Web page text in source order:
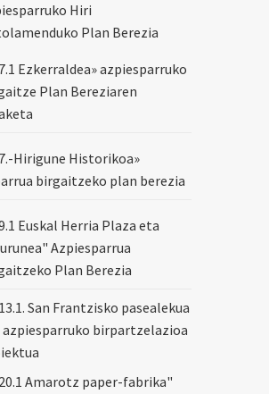
Hiri
Plan Berezia
Ezkerraldea» azpiesparruko
Plan Bereziaren
Hirigune Historikoa»
birgaitzeko plan berezia
Euskal Herria Plaza eta
Azpiesparrua
Plan Berezia
San Frantzisko pasealekua
azpiesparruko birpartzelazioa
Amarotz paper-fabrika"